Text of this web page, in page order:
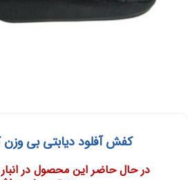
کفش آفلود دیابتی بی وزن
در حال حاضر این محصول در